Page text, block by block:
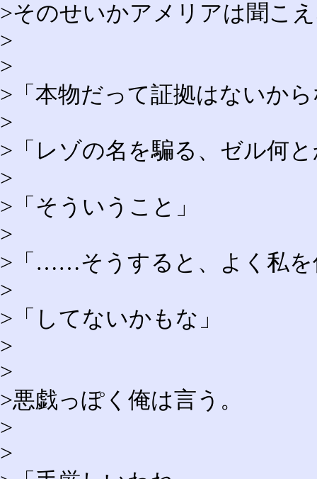
>そのせいかアメリアは聞こ
>
>
>「本物だって証拠はないか
>
>「レゾの名を騙る、ゼル何
>
>「そういうこと」
>
>「……そうすると、よく私を
>
>「してないかもな」
>
>
>悪戯っぽく俺は言う。
>
>